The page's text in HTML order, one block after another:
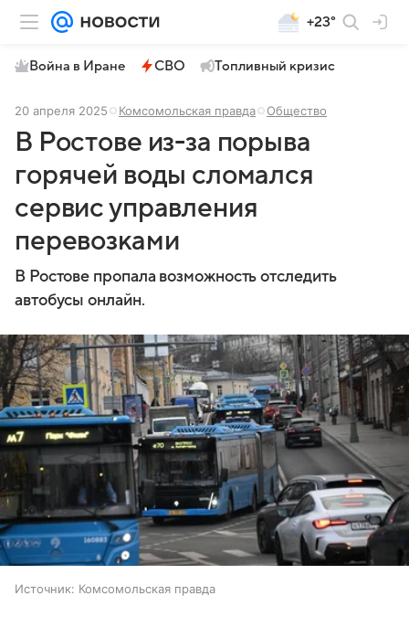
+23°
Война в Иране СВО Топливный кризис
20 апреля 2025 Комсомольская правда Общество
В Ростове из-за порыва
горячей воды сломался
сервис управления
перевозками
В Ростове пропала возможность отследить
автобусы онлайн.
Источник: Комсомольская правда